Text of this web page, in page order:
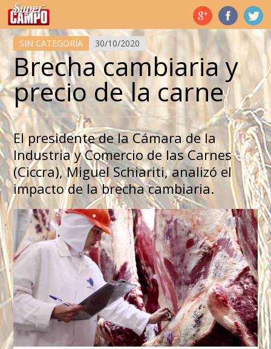
Temas de hoy
SIN CATEGORÍA 30/10/2020
Brecha cambiaria y
precio de la carne
El presidente de la Cámara de la
Industria y Comercio de las Carnes
(Ciccra), Miguel Schiariti, analizó el
impacto de la brecha cambiaria.